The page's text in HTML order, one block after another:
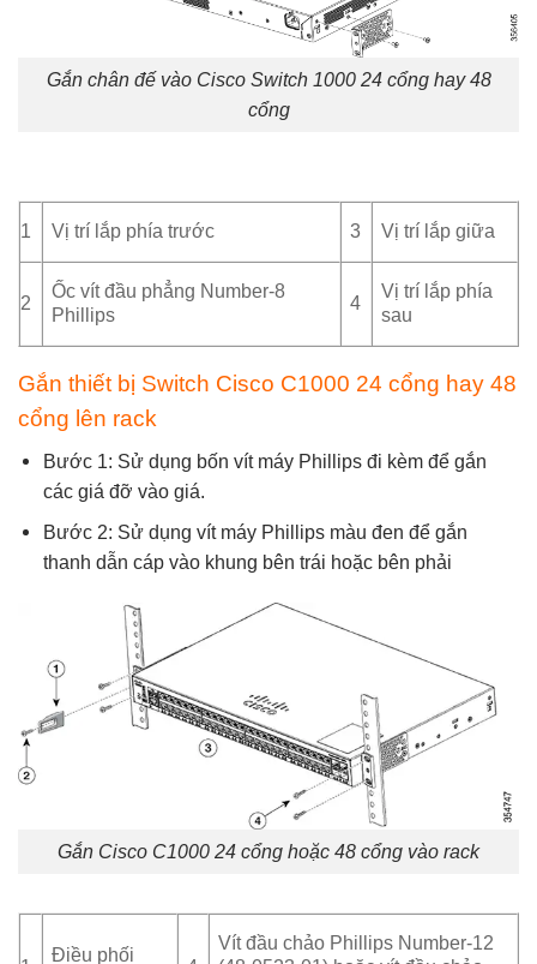
Gắn chân đế vào Cisco Switch 1000 24 cổng hay 48
cổng
1 Vị trí lắp phía trước 3 Vị trí lắp giữa
2
Ốc vít đầu phẳng Number-8
Phillips
4
Vị trí lắp phía
sau
Gắn thiết bị Switch Cisco C1000 24 cổng hay 48
cổng lên rack
Bước 1: Sử dụng bốn vít máy Phillips đi kèm để gắn
các giá đỡ vào giá.
Bước 2: Sử dụng vít máy Phillips màu đen để gắn
thanh dẫn cáp vào khung bên trái hoặc bên phải
Gắn Cisco C1000 24 cổng hoặc 48 cổng vào rack
Điều phối
Vít đầu chảo Phillips Number-12